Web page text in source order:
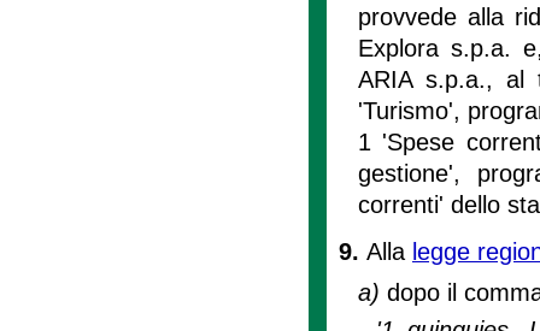
provvede alla
Explora s.p.a.
ARIA s.p.a., al
'Turismo',
1 'Spese
gestione',
correnti' dello
9. Alla legge
a) dopo il